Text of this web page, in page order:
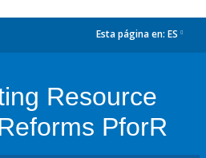
Esta página en: ES
Resource
PforR